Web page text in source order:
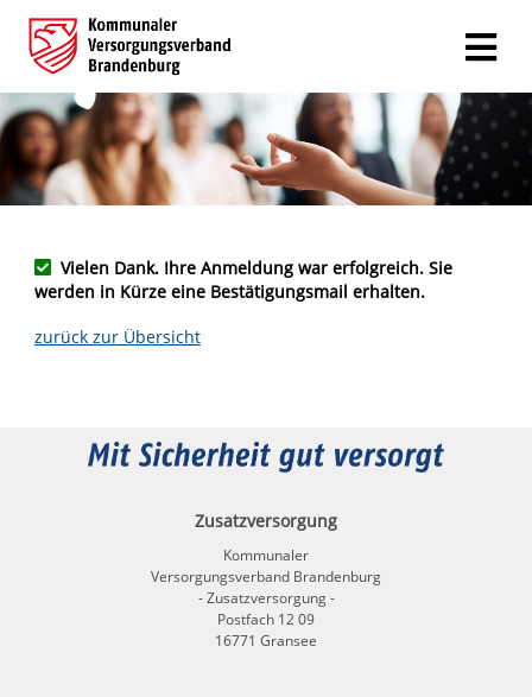
Vielen Dank. Ihre Anmeldung war erfolgreich. Sie
werden in Kürze eine Bestätigungsmail erhalten.
zurück zur Übersicht
Zusatzversorgung
Kommunaler
Versorgungsverband Brandenburg
- Zusatzversorgung -
Postfach 12 09
16771 Gransee